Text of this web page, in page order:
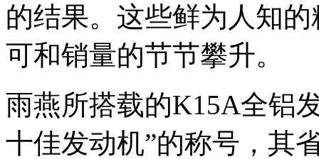
的结果。这些鲜为人知
可和销量的节节攀升。
雨燕所搭载的K15A全铝
十佳发动机”的称号，其